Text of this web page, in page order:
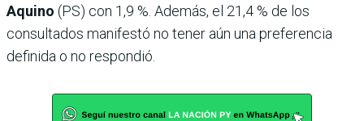
Aquino (PS) con 1,9 %. Además, el 21,4 % de los
consultados manifestó no tener aún una preferencia
definida o no respondió.